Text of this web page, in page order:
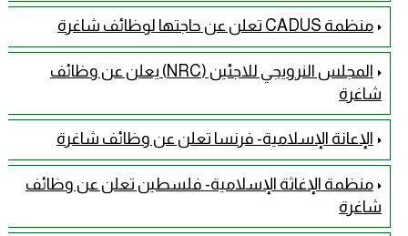
منظمة CADUS تعلن عن حاجتها لوظائف شاغرة
المجلس النرويجي للاجئين (NRC) يعلن عن وظائف
شاغرة
الإعانة الإسلامية- فرنسا تعلن عن وظائف شاغرة
منظمة الإغاثة الإسلامية- فلسطين تعلن عن وظائف
شاغرة